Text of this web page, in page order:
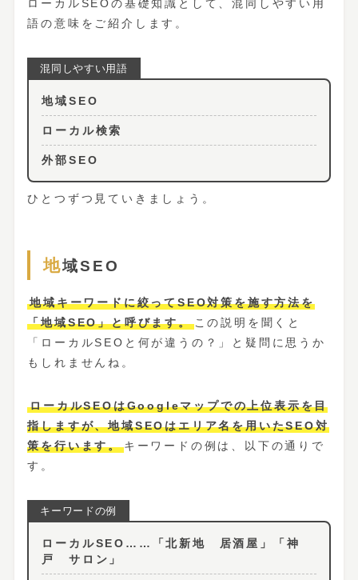
ローカルSEOの基礎知識として、混同しやすい用
語の意味をご紹介します。
地域SEO
ローカル検索
外部SEO
ひとつずつ見ていきましょう。
地域SEO
地域キーワードに絞ってSEO対策を施す方法を
「地域SEO」と呼びます。この説明を聞くと
「ローカルSEOと何が違うの？」と疑問に思うか
もしれませんね。
ローカルSEOはGoogleマップでの上位表示を目
指しますが、地域SEOはエリア名を用いたSEO対
策を行います。キーワードの例は、以下の通りで
す。
ローカルSEO……「北新地 居酒屋」「神
戸 サロン」